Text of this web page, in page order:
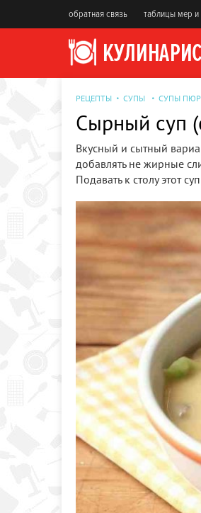
обратная связь таблицы мер и
РЕЦЕПТЫ СУПЫ СУПЫ
Сырный суп
Вкусный и сытный
добавлять не жирные
Подавать к столу этот